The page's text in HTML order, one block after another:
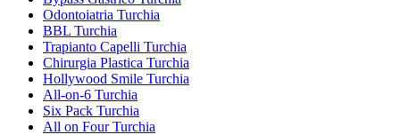
Odontoiatria Turchia
BBL Turchia
Trapianto Capelli Turchia
Chirurgia Plastica Turchia
Hollywood Smile Turchia
All-on-6 Turchia
Six Pack Turchia
All on Four Turchia